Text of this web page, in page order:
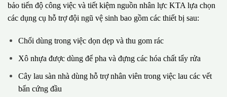
bảo tiến độ công việc và tiết kiệm nguồn nhân lực KTA lựa chọn
các dụng cụ hỗ trợ đội ngũ vệ sinh bao gồm các thiết bị sau:
Chổi dùng trong việc dọn dẹp và thu gom rác
Xô nhựa được dùng để pha và đựng các hóa chất tẩy rửa
Cây lau sàn nhà dùng hỗ trợ nhân viên trong việc lau các vết
bẩn cứng đầu